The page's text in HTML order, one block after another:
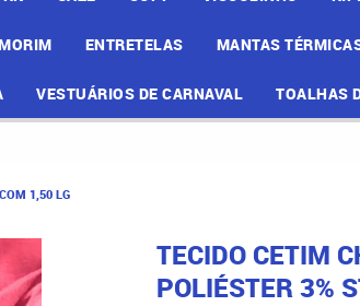
ENTRETELAS MANTAS
VESTUÁRIOS DE CARNAVAL TOALHAS
1,50 LG
TECIDO CETIM
POLIÉSTER 3%